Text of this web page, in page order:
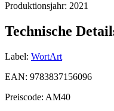
Produktionsjahr: 2021
Technische
Label: WortArt
EAN: 9783837156096
Preiscode: AM40